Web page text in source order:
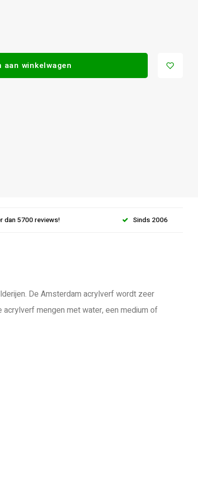
aan winkelwagen
dan 5700 reviews! Sinds 2006
De Amsterdam acrylverf wordt zeer
mengen met water, een medium of